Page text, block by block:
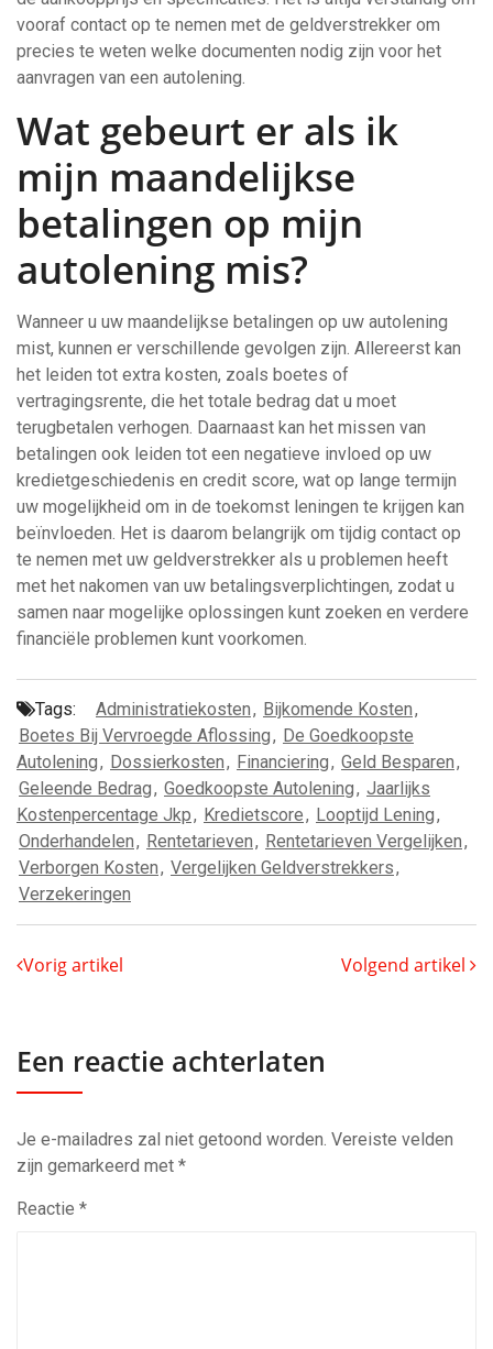
vooraf contact op te nemen met de geldverstrekker om
precies te weten welke documenten nodig zijn voor het
aanvragen van een autolening.
Wat gebeurt er als ik
mijn maandelijkse
betalingen op mijn
autolening mis?
Wanneer u uw maandelijkse betalingen op uw autolening
mist, kunnen er verschillende gevolgen zijn. Allereerst kan
het leiden tot extra kosten, zoals boetes of
vertragingsrente, die het totale bedrag dat u moet
terugbetalen verhogen. Daarnaast kan het missen van
betalingen ook leiden tot een negatieve invloed op uw
kredietgeschiedenis en credit score, wat op lange termijn
uw mogelijkheid om in de toekomst leningen te krijgen kan
beïnvloeden. Het is daarom belangrijk om tijdig contact op
te nemen met uw geldverstrekker als u problemen heeft
met het nakomen van uw betalingsverplichtingen, zodat u
samen naar mogelijke oplossingen kunt zoeken en verdere
financiële problemen kunt voorkomen.
Tags: Administratiekosten, Bijkomende Kosten,
Boetes Bij Vervroegde Aflossing, De Goedkoopste
Autolening, Dossierkosten, Financiering, Geld Besparen,
Geleende Bedrag, Goedkoopste Autolening, Jaarlijks
Kostenpercentage Jkp, Kredietscore, Looptijd Lening,
Onderhandelen, Rentetarieven, Rentetarieven Vergelijken,
Verborgen Kosten, Vergelijken Geldverstrekkers,
Verzekeringen
Vorig artikel Volgend artikel
Een reactie achterlaten
Je e-mailadres zal niet getoond worden. Vereiste velden
zijn gemarkeerd met *
Reactie *